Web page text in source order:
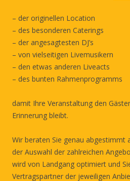
– der originellen Location
– des besonderen Caterings
– der angesagtesten DJ’s
– von vielseitigen Livemusikern
– den etwas anderen Liveacts
– des bunten Rahmenprogramms
damit Ihre Veranstaltung den
Erinnerung bleibt.
Wir beraten Sie genau abgestimmt
der Auswahl der zahlreichen
wird von Landgang optimiert und
Vertragspartner der jeweiligen